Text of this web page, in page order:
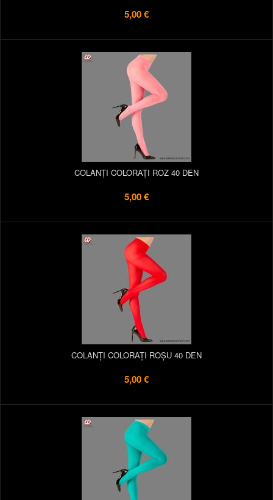
5,00 €
COLANȚI COLORAȚI ROZ 40 DEN
5,00 €
COLANȚI COLORAȚI ROȘU 40 DEN
5,00 €